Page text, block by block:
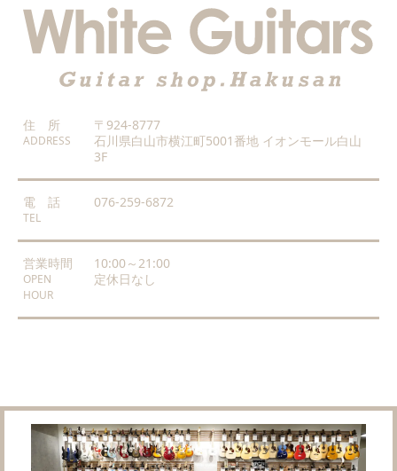
住 所
ADDRESS
〒924-8777
石川県白山市横江町5001番地 イオンモール白山
3F
電 話
TEL
076-259-6872
営業時間
OPEN
HOUR
10:00～21:00
定休日なし